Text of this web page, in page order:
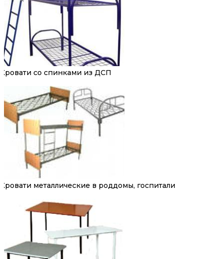
Кровати со спинками из ДСП
Кровати металлические в роддомы, госпитали